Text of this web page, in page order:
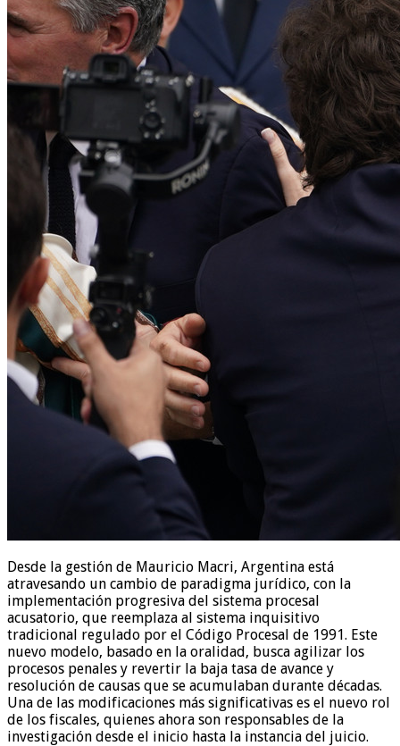
Desde la gestión de Mauricio Macri, Argentina está
atravesando un cambio de paradigma jurídico, con la
implementación progresiva del sistema procesal
acusatorio, que reemplaza al sistema inquisitivo
tradicional regulado por el Código Procesal de 1991. Este
nuevo modelo, basado en la oralidad, busca agilizar los
procesos penales y revertir la baja tasa de avance y
resolución de causas que se acumulaban durante décadas.
Una de las modificaciones más significativas es el nuevo rol
de los fiscales, quienes ahora son responsables de la
investigación desde el inicio hasta la instancia del juicio.